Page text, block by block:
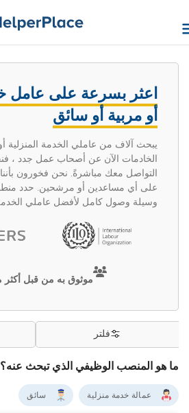
اعثر بسرعة على عامل
أو مربية أو سائق
يبحث آلاف من عاملي الخدمة المنزلية
الخادمات الآن عن أصحاب عمل جدد ،
التواصل معك مباشرةً. نحن فخورون
على أي مساعدين أو مرشحين. حدد
وسيلة وصول كامل لأفضل عاملي الخدمة
موثوق به من قبل أكثر من 500 ألف
ما هو المنصب الوظيفي الذي تبحث عنه؟
فلتر
عمالة خدمة منزلية سائق